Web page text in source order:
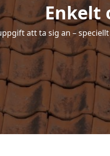
Enkelt
att ta sig an –